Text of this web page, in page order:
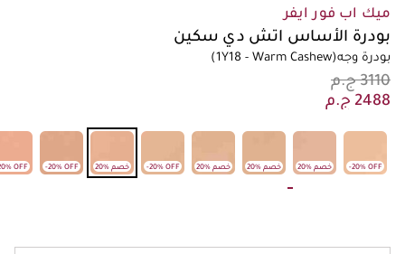
ميك اب فور ايفر
بودرة الأساس اتش دي سكين
بودرة وجه(1Y18 - Warm Cashew)
-20% OFF 20% خصم 20% خصم 20% خصم -20% OFF 20% خصم -20% OFF
OFF